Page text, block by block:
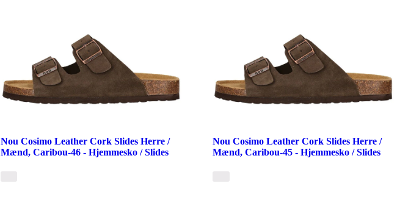
Nou Cosimo Leather Cork Slides Herre /
Mænd, Caribou-46 - Hjemmesko / Slides
Nou Cosimo Leather Cork Slides Herre /
Mænd, Caribou-45 - Hjemmesko / Slides